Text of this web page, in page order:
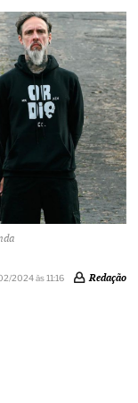
2024 às 11:16 Redação